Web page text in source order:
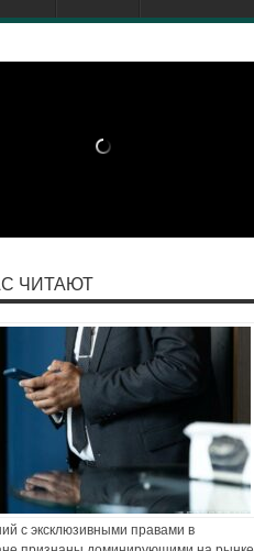
ЧИТАЮТ
с эксклюзивными правами в